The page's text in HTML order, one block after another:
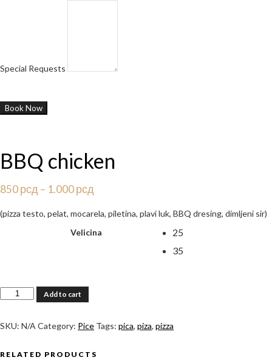
Special Requests
BBQ chicken
850рсд – 1.000рсд
(pizza testo, pelat, mocarela, piletina, plavi luk, BBQ dresing, dimljeni sir)
Velicina
25
35
BBQ
Add to cart
SKU: N/A Category: Pice Tags: pica, piza, pizza
RELATED PRODUCTS